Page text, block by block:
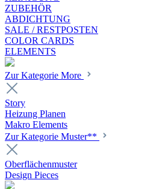
ZUBEHÖR
ABDICHTUNG
SALE / RESTPOSTEN
COLOR CARDS
ELEMENTS
Zur Kategorie More
Story
Heizung Planen
Makro Elements
Zur Kategorie Muster**
Oberflächenmuster
Design Pieces